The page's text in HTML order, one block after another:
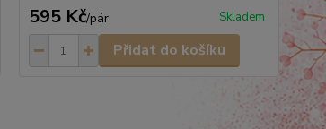
595 Kč/pár Skladem
Přidat do košíku